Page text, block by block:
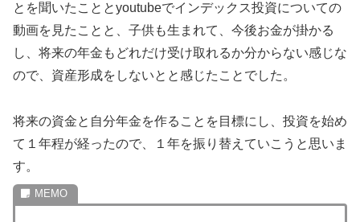
とを聞いたこととyoutubeでインデックス投資についての
動画を見たことと、子供も生まれて、今後お金が掛かる
し、将来の年金もどれだけ受け取れるか分からない感じな
ので、資産形成をしないとと感じたことでした。
将来の資金と自分年金を作ることを目標にし、投資を始め
て１年程が経ったので、１年を振り替えていこうと思いま
す。